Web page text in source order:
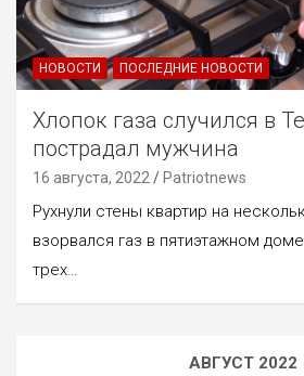
НОВОСТИ ПОСЛЕДНИЕ НОВОСТИ
Хлопок газа случился в
пострадал мужчина
16 августа, 2022 Patriotnews
Рухнули стены квартир на
взорвался газ в пятиэтажном
трех…
АВГУСТ 2022